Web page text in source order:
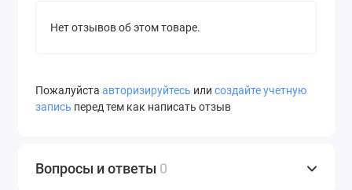
Нет отзывов об этом товаре.
Пожалуйста авторизируйтесь или создайте учетную
запись перед тем как написать отзыв
Вопросы и ответы 0